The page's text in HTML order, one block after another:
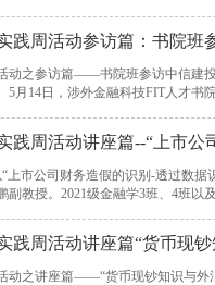
践周活动参访篇：书院班
书院班参访中信建投期货有限公司 为了增强大学
5月14日，涉外金融科技FIT人才书
践周活动讲座篇--“上市
上市公司财务造假的识别-透过数
副教授。2021级金融学3班、4班以
践周活动讲座篇“货币现
——“货币现钞知识与外汇市场”主题讲座 2024年5